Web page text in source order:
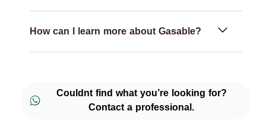
How can I learn more about Gasable?
Couldnt find what you’re looking for?
Contact a professional.